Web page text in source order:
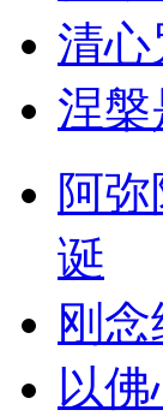
清心
涅
阿
诞
刚
以